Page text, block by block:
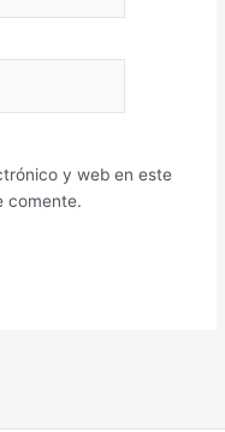
y web en este
comente.